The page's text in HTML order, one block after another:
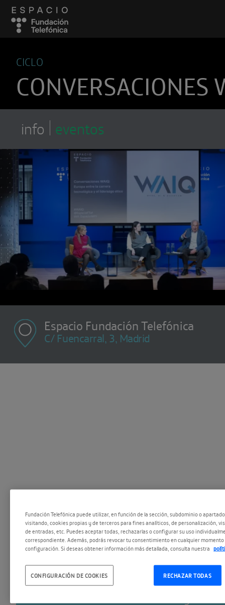
CICLO
CONVERSACIONES
info eventos
Espacio Fundación Telefónica
C/ Fuencarral, 3, Madrid
1.Conversaciones WAIQ.
2.Conversaciones WAIQ.
carrera tecnológica y el
3.Conversaciones WAIQ.Ni
Fundación Telefónica puede utilizar, en función de la sección, subdominio o
visitando, cookies propias y de terceros para fines analíticos, de personalización,
de entradas, etc. Puedes aceptar todas, rechazarlas o configurar su uso
correspondiente. Además, podrás revocar tu consentimiento en cualquier momento
configuración. Si deseas obtener información más detallada, consulta nuestra
RECHAZAR TODAS
CONFIGURACIÓN DE COOKIES